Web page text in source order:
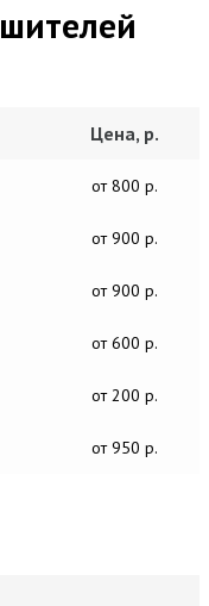
Цена, р.
от 800 р.
от 900 р.
от 900 р.
от 600 р.
от 200 р.
от 950 р.